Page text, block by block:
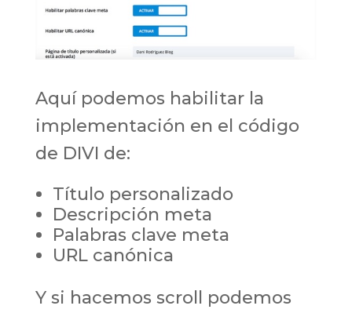
Aquí podemos habilitar la
implementación en el código
de DIVI de:
Título personalizado
Descripción meta
Palabras clave meta
URL canónica
Y si hacemos scroll podemos